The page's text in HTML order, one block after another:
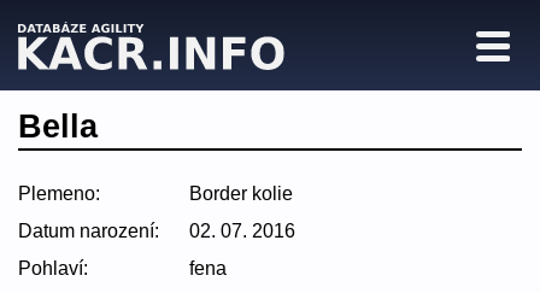
Bella
Plemeno:
Border kolie
Datum narození:
02. 07. 2016
Pohlaví:
fena